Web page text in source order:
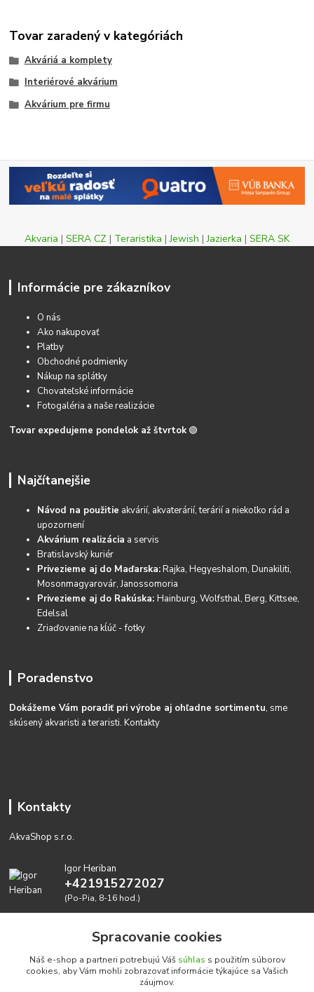
Tovar zaradený v kategóriách
Akváriá a komplety
Interiérové akvárium
Akvárium pre firmu
Akvaria | SERA CZ | Teraristika |Jewish |Jazierka | SERA SK
Informácie pre zákazníkov
O nás
Ako nakupovať
Platby
Obchodné podmienky
Nákup na splátky
Chovateľské informácie
Fotogaléria a naše realizácie
Tovar expedujeme pondelok až štvrtok 🟢
Najčítanejšie
Návod na použitie akvárií, akvaterárií, terárií a niekoľko rád a
upozornení
Akvárium realizácia a servis
Bratislavský kuriér
Privezieme aj do Maďarska:Rajka, Hegyeshalom, Dunakiliti,
Mosonmagyarovár, Janossomoria
Privezieme aj do Rakúska:Hainburg, Wolfsthal, Berg, Kittsee,
Edelsal
Zriaďovanie na kĺúč - fotky
Poradenstvo
Dokážeme Vám poradiť pri výrobe aj ohľadne sortimentu, sme
skúsený akvaristi a teraristi.Kontakty
Kontakty
AkvaShop s.r.o.
Igor Heriban
+421915272027
(Po-Pia, 8-16 hod.)
Spracovanie cookies
Náš e-shop a partneri potrebujú Váš súhlas s použitím súborov
cookies, aby Vám mohli zobrazovať informácie týkajúce sa Vašich
záujmov.